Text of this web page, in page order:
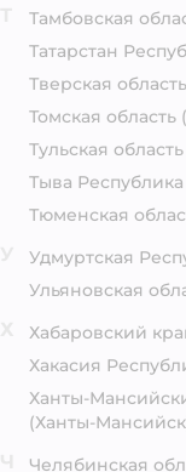
Тамбовская
Татарстан
Тверская область
Томская область
Тульская область
Тыва Республика
Тюменская
Удмуртская
Ульяновская
Хабаровский
Хакасия
Ханты-
(Ханты-
Челябинская